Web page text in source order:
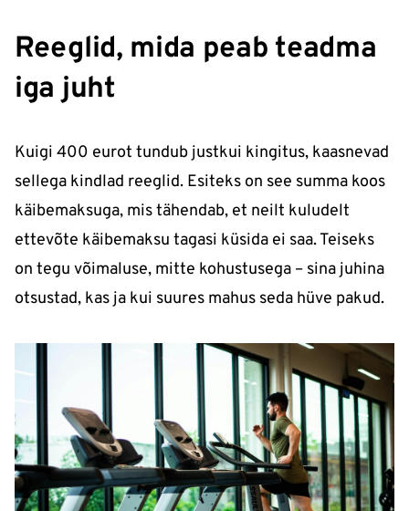
Reeglid, mida peab teadma
iga juht
Kuigi 400 eurot tundub justkui kingitus, kaasnevad
sellega kindlad reeglid. Esiteks on see summa koos
käibemaksuga, mis tähendab, et neilt kuludelt
ettevõte käibemaksu tagasi küsida ei saa. Teiseks
on tegu võimaluse, mitte kohustusega – sina juhina
otsustad, kas ja kui suures mahus seda hüve pakud.